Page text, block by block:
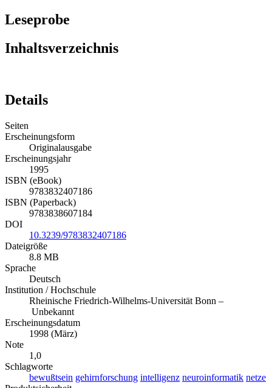
Leseprobe
Inhaltsverzeichnis
Details
Seiten
Erscheinungsform
Originalausgabe
Erscheinungsjahr
1995
ISBN (eBook)
9783832407186
ISBN (Paperback)
9783838607184
DOI
10.3239/9783832407186
Dateigröße
8.8 MB
Sprache
Deutsch
Institution / Hochschule
Rheinische Friedrich-Wilhelms-Universität Bonn –
Unbekannt
Erscheinungsdatum
1998 (März)
Note
1,0
Schlagworte
bewußtsein gehirnforschung intelligenz neuroinformatik netze